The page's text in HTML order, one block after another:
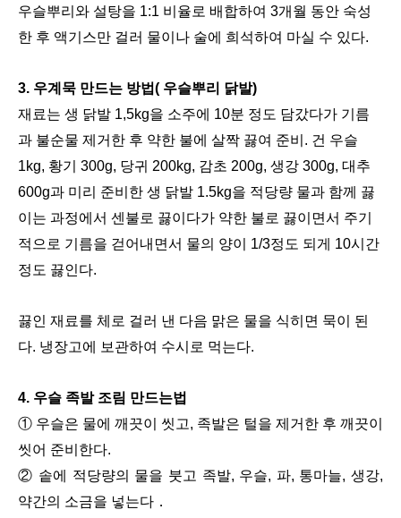
우슬뿌리와 설탕을 1:1 비율로 배합하여 3개월 동안 숙성
한 후 액기스만 걸러 물이나 술에 희석하여 마실 수 있다.
3. 우계묵 만드는 방법( 우슬뿌리 닭발)
재료는 생 닭발 1,5kg을 소주에 10분 정도 담갔다가 기름
과 불순물 제거한 후 약한 불에 살짝 끓여 준비. 건 우슬
1kg, 황기 300g, 당귀 200kg, 감초 200g, 생강 300g, 대추
600g과 미리 준비한 생 닭발 1.5kg을 적당량 물과 함께 끓
이는 과정에서 센불로 끓이다가 약한 불로 끓이면서 주기
적으로 기름을 걷어내면서 물의 양이 1/3정도 되게 10시간
정도 끓인다.
끓인 재료를 체로 걸러 낸 다음 맑은 물을 식히면 묵이 된
다. 냉장고에 보관하여 수시로 먹는다.
4. 우슬 족발 조림 만드는법
① 우슬은 물에 깨끗이 씻고, 족발은 털을 제거한 후 깨끗이
씻어 준비한다.
② 솥에 적당량의 물을 붓고 족발, 우슬, 파, 통마늘, 생강,
약간의 소금을 넣는다．